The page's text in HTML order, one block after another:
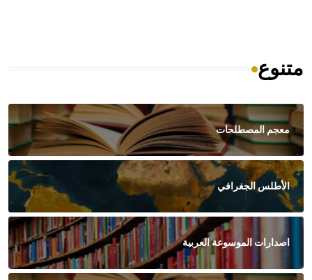
متنوع
معجم المصطلحات
الأطلس الجغرافي
اصدارات الموسوعة العربية